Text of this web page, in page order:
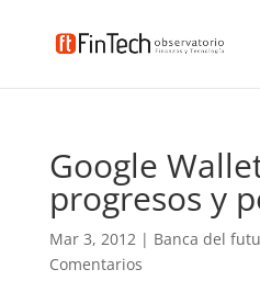
Google
progresos y
Mar 3, 2012| Banca del
Comentarios